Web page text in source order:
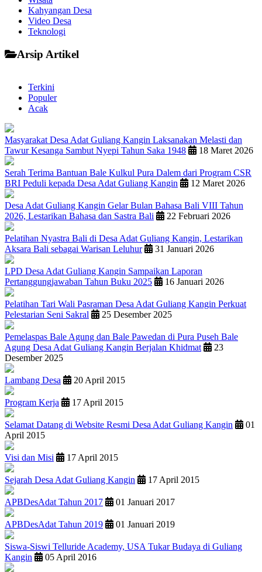
Kahyangan Desa
Video Desa
Teknologi
Arsip Artikel
Terkini
Populer
Acak
Masyarakat Desa Adat Guliang Kangin Laksanakan Melasti dan
Tawur Kesanga Sambut Nyepi Tahun Saka 1948
18 Maret 2026
Serah Terima Bantuan Bale Kulkul Pura Dalem dari Program CSR
BRI Peduli kepada Desa Adat Guliang Kangin
12 Maret 2026
Desa Adat Guliang Kangin Gelar Bulan Bahasa Bali VIII Tahun
2026, Lestarikan Bahasa dan Sastra Bali
22 Februari 2026
Pelatihan Nyastra Bali di Desa Adat Guliang Kangin, Lestarikan
Aksara Bali sebagai Warisan Leluhur
31 Januari 2026
LPD Desa Adat Guliang Kangin Sampaikan Laporan
Pertanggungjawaban Tahun Buku 2025
16 Januari 2026
Pelatihan Tari Wali Pasraman Desa Adat Guliang Kangin Perkuat
Pelestarian Seni Sakral
25 Desember 2025
Pemelaspas Bale Agung dan Bale Pawedan di Pura Puseh Bale
Agung Desa Adat Guliang Kangin Berjalan Khidmat
23
Desember 2025
Lambang Desa 20 April 2015
Program Kerja 17 April 2015
Selamat Datang di Website Resmi Desa Adat Guliang Kangin
01
April 2015
Visi dan Misi 17 April 2015
Sejarah Desa Adat Guliang Kangin 17 April 2015
APBDesAdat Tahun 2017 01 Januari 2017
APBDesAdat Tahun 2019 01 Januari 2019
Siswa-Siswi Telluride Academy, USA Tukar Budaya di Guliang
Kangin
05 April 2016